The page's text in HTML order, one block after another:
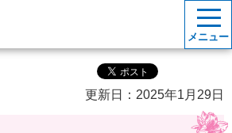
メニュー
更新日：2025年1月29日